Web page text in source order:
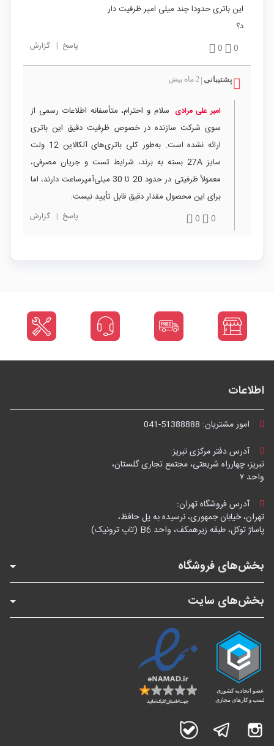
این باتری حدودا چند میلی امپر ظرفیت دار
د؟
0
0 پاسخ | گزارش
پشتیبانی | 2 ماه پیش
امیر علی مرادی سلام و احترام، متأسفانه اطلاعات رسمی از
سوی شرکت سازنده در خصوص ظرفیت دقیق این باتری
ارائه نشده است. به‌طور کلی باتری‌های آلکالاین 12 ولت
سایز 27A بسته به برند، شرایط تست و جریان مصرفی،
معمولاً ظرفیتی در حدود 20 تا 30 میلی‌آمپر‌ساعت دارند، اما
برای این محصول مقدار دقیق قابل تأیید نیست.
0
0 پاسخ | گزارش
اطلاعات
امور مشتریان: 041-51388888
آدرس دفتر مرکزی تبریز:
تبریز، چهارراه شریعتی، مجتمع تجاری گلستان،
واحد ۷
آدرس فروشگاه تهران:
تهران، خیابان جمهوری، نرسیده به پل حافظ،
پاساژ توکل، طبقه زیرهمکف، واحد B6 (تاپ ترونیک)
بخش‌های فروشگاه
بخش‌های سایت
اینستاگرام تلگرام